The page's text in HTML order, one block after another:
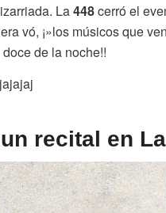
La448cerró el
vó, ¡»los músicos que
de la noche!!
recital en